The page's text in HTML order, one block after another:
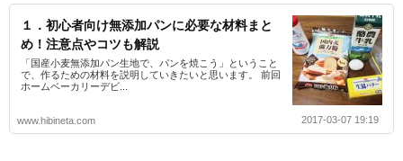
１．初心者向け無添加パンに必要な材料まと
め！注意点やコツも解説
「国産小麦無添加パン生地で、パンを焼こう」ということ
で、作るための材料を説明していきたいと思います。 前回
ホームベーカリーデビ...
www.hibineta.com 2017-03-07 19:19